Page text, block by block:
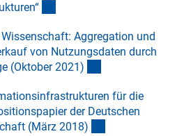
“
Aggregation und
von Nutzungsdaten durch
(Oktober 2021 )
für die
der Deutschen
(März 2018)